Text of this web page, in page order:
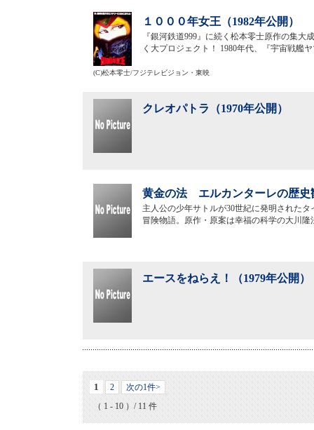
１０００年女王（1982年公開）
『銀河鉄道999』に続く松本零士原作の集
く大プロジェクト！ 1980年代、『宇宙戦艦
(C)松本零士/フジテレビジョン・東映
クレオパトラ（1970年公開）
黄金の法 エルカンターレの歴史
主人公の少年サトルが30世紀に発明された
冒険物語。原作・原案は幸福の科学の大川隆
エースをねらえ！（1979年公開）
1 2
次の1件>
（ 1 - 10 ）/ 11 件